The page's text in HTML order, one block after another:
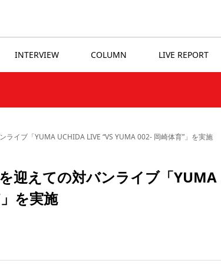
INTERVIEW COLUMN LIVE REPORT
イブ「YUMA UCHIDA LIVE “VS YUMA 002- 岡崎体育”」を実施
迎えての対バンライブ「YUMA
を実施